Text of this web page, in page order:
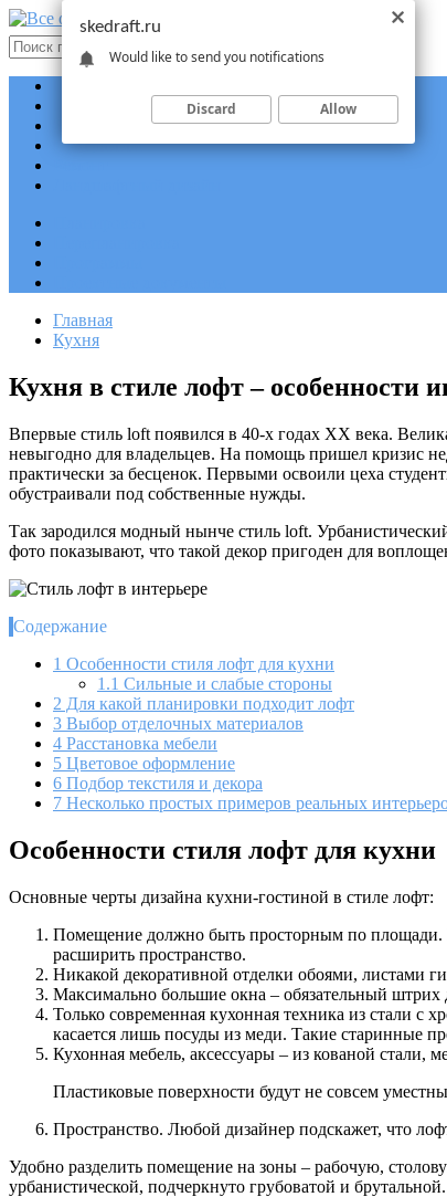
Проектные документы
Программы
Главная
Кухня
Кухня в стиле лофт – особенности
Впервые стиль loft появился в 40-х годах XX века.
невыгодно для владельцев. На помощь пришел кризис
практически за бесценок. Первыми освоили цеха
обустраивали под собственные нужды.
Так зародился модный нынче стиль loft.
фото показывают, что такой декор пригоден для
Содержание
1 Особенности стиля лофт для кухни
1.1 Сильные и слабые стороны
2 Для какой планировки подходит лофт
3 Выбор отделочных материалов
4 Расстановка мебели
5 Цветовое оформление
6 Подбор текстиля и декора
7 Несколько простых примеров реальных
Особенности стиля лофт для кухни
Основные черты дизайна кухни-гостиной в стиле лофт:
Помещение должно быть просторным по площади.
расширить пространство.
Никакой декоративной отделки обоями, листами
Максимально большие окна – обязательный штрих
Только современная кухонная техника из стали
касается лишь посуды из меди. Такие старинные
Кухонная мебель, аксессуары – из кованой стали,
Пластиковые поверхности будут не совсем
Пространство. Любой дизайнер подскажет, что
Удобно разделить помещение на зоны – рабочую,
урбанистической, подчеркнуто грубоватой и брутальной.
skedraft.ru
Would like to send you notifications
Discard Allow